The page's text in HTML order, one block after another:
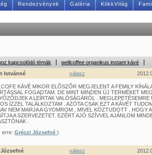
Rendezvények Galéria KlikkVilág
kapcsolódó témák
wellcoffee organikus instant kávé
Istvánné
válasz
KÁVÉ MIKOR ELŐSZŐR MEGJELENT A FEMILY
FOGADTAM. DE MINT MINDEN ÚJ TERMÉKET
A LEÍRTAK VALÓSÁGÁRÓL .
ÍZZEL TALÁLKOZTAM . AZÓTA CSAK EZT A KÁVÉT
NEM MARJA A GYOMROM , MIVEL KÖZTUDOTT , HOGY
A SZERVEZETET. EZÉRT AJÓ SZÍVVEL AJÁNLOM
.
erre: Gréczi Józsefné )
válasz